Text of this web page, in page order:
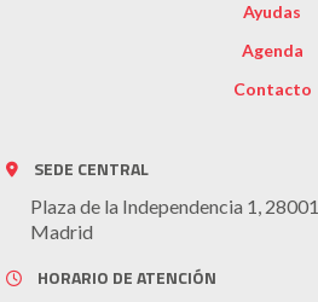
Ayudas
Agenda
Contacto
SEDE CENTRAL
Plaza de la Independencia 1, 28001
Madrid
HORARIO DE ATENCIÓN